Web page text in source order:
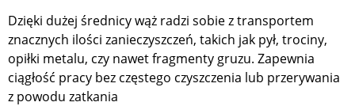
Dzięki dużej średnicy wąż radzi sobie z transportem
znacznych ilości zanieczyszczeń, takich jak pył, trociny,
opiłki metalu, czy nawet fragmenty gruzu. Zapewnia
ciągłość pracy bez częstego czyszczenia lub przerywania
z powodu zatkania